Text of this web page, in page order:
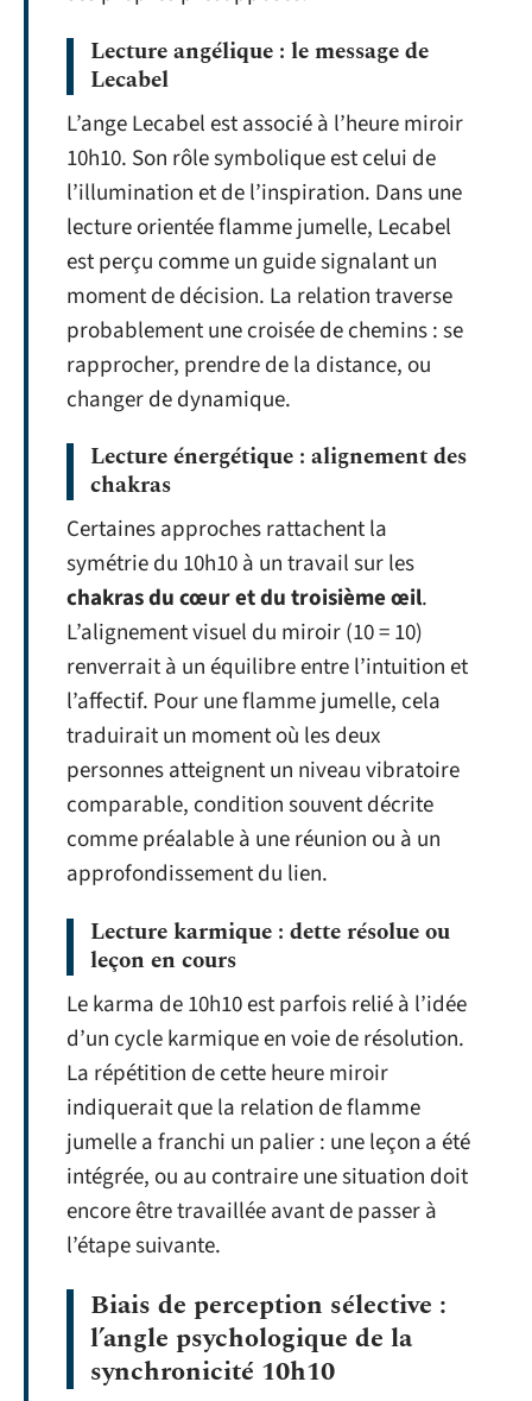
Lecture angélique : le message de
Lecabel
L’ange Lecabel est associé à l’heure miroir
10h10. Son rôle symbolique est celui de
l’illumination et de l’inspiration. Dans une
lecture orientée flamme jumelle, Lecabel
est perçu comme un guide signalant un
moment de décision. La relation traverse
probablement une croisée de chemins : se
rapprocher, prendre de la distance, ou
changer de dynamique.
Lecture énergétique : alignement des
chakras
Certaines approches rattachent la
symétrie du 10h10 à un travail sur les
chakras du cœur et du troisième œil.
L’alignement visuel du miroir (10 = 10)
renverrait à un équilibre entre l’intuition et
l’affectif. Pour une flamme jumelle, cela
traduirait un moment où les deux
personnes atteignent un niveau vibratoire
comparable, condition souvent décrite
comme préalable à une réunion ou à un
approfondissement du lien.
Lecture karmique : dette résolue ou
leçon en cours
Le karma de 10h10 est parfois relié à l’idée
d’un cycle karmique en voie de résolution.
La répétition de cette heure miroir
indiquerait que la relation de flamme
jumelle a franchi un palier : une leçon a été
intégrée, ou au contraire une situation doit
encore être travaillée avant de passer à
l’étape suivante.
Biais de perception sélective :
l’angle psychologique de la
synchronicité 10h10